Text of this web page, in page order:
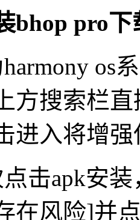
bhop pro下
os
方搜索栏
进入将增
击apk安
在风险]并